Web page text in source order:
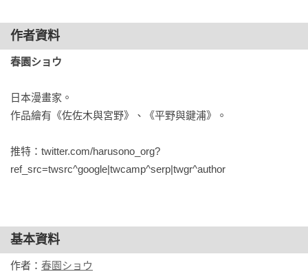
作者資料
春園ショウ
日本漫畫家。
作品繪有《佐佐木與宮野》、《平野與鍵浦》。
推特：twitter.com/harusono_org?
ref_src=twsrc^google|twcamp^serp|twgr^author
基本資料
作者： 春園ショウ